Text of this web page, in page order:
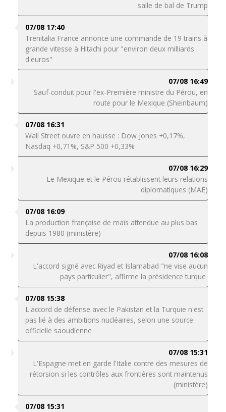
salle de bal de Trump
07/08 17:40
Trenitalia France annonce une commande de 19 trains à
grande vitesse à Hitachi pour "environ deux milliards
d'euros"
07/08 16:49
Sauf-conduit pour l'ex-Première ministre du Pérou, en
route pour le Mexique (Sheinbaum)
07/08 16:31
Wall Street ouvre en hausse : Dow Jones +0,17%,
Nasdaq +0,71%, S&P 500 +0,33%
07/08 16:29
Le Mexique et le Pérou rétablissent leurs relations
diplomatiques (MAE)
07/08 16:09
La production française de maïs attendue au plus bas
depuis 1980 (ministère)
07/08 16:08
L'accord signé avec Riyad et Islamabad "ne vise aucun
pays particulier", affirme la présidence turque
07/08 15:38
L'accord de défense avec le Pakistan et la Turquie n'est
pas lié à des ambitions nucléaires, selon une source
officielle saoudienne
07/08 15:31
L'Espagne met en garde l'Italie contre des mesures de
rétorsion si les contrôles aux frontières sont maintenus
(ministère)
07/08 15:31